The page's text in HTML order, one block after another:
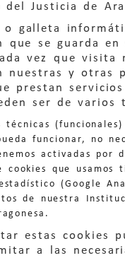
del Justicia de
o galleta
que se guarda
vez que visita
nuestras y otras
prestan
ser de varios
técnicas
funcionar, no
activadas por
cookies que usamos
(Google
de nuestra
estas cookies
a las
general:
900 210